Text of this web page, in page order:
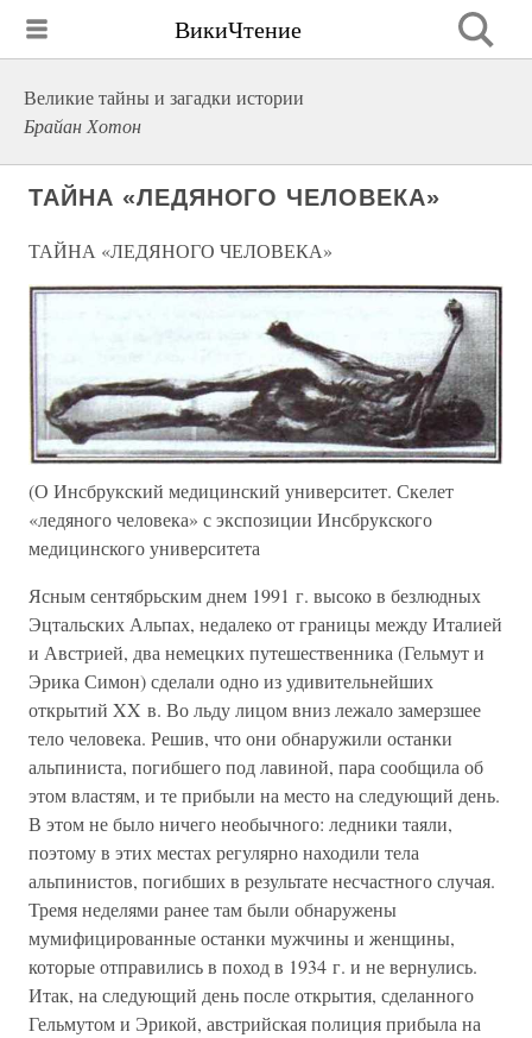
ВикиЧтение
Великие тайны и загадки истории
Брайан Хотон
ТАЙНА «ЛЕДЯНОГО ЧЕЛОВЕКА»
ТАЙНА «ЛЕДЯНОГО ЧЕЛОВЕКА»
(О Инсбрукский медицинский университет. Скелет
«ледяного человека» с экспозиции Инсбрукского
медицинского университета
Ясным сентябрьским днем 1991 г. высоко в безлюдных
Эцтальских Альпах, недалеко от границы между Италией
и Австрией, два немецких путешественника (Гельмут и
Эрика Симон) сделали одно из удивительнейших
открытий XX в. Во льду лицом вниз лежало замерзшее
тело человека. Решив, что они обнаружили останки
альпиниста, погибшего под лавиной, пара сообщила об
этом властям, и те прибыли на место на следующий день.
В этом не было ничего необычного: ледники таяли,
поэтому в этих местах регулярно находили тела
альпинистов, погибших в результате несчастного случая.
Тремя неделями ранее там были обнаружены
мумифицированные останки мужчины и женщины,
которые отправились в поход в 1934 г. и не вернулись.
Итак, на следующий день после открытия, сделанного
Гельмутом и Эрикой, австрийская полиция прибыла на